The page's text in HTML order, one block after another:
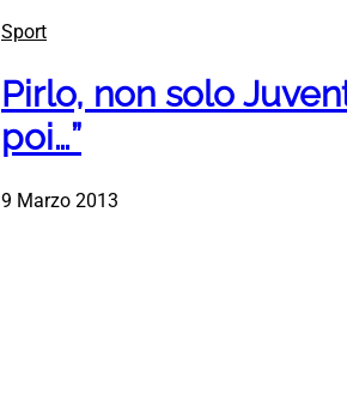
Sport
Pirlo, non solo
poi…”
9 Marzo 2013